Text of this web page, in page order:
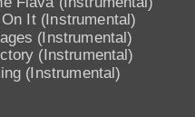
It (Instrumental)
(Instrumental)
(Instrumental)
(Instrumental)